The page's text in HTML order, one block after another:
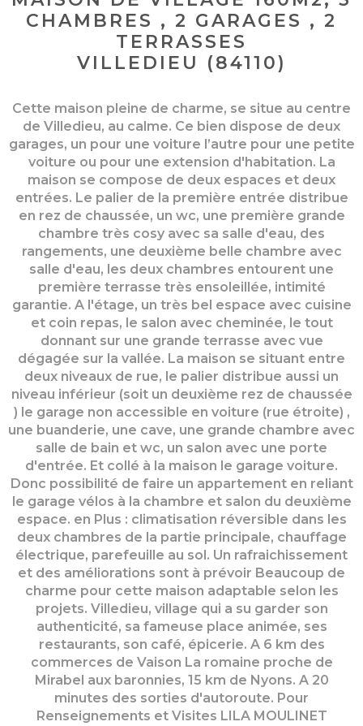
CHAMBRES , 2 GARAGES , 2
TERRASSES
VILLEDIEU (84110)
Cette maison pleine de charme, se situe au centre
de Villedieu, au calme. Ce bien dispose de deux
garages, un pour une voiture l’autre pour une petite
voiture ou pour une extension d'habitation. La
maison se compose de deux espaces et deux
entrées. Le palier de la première entrée distribue
en rez de chaussée, un wc, une première grande
chambre très cosy avec sa salle d'eau, des
rangements, une deuxième belle chambre avec
salle d'eau, les deux chambres entourent une
première terrasse très ensoleillée, intimité
garantie. A l'étage, un très bel espace avec cuisine
et coin repas, le salon avec cheminée, le tout
donnant sur une grande terrasse avec vue
dégagée sur la vallée. La maison se situant entre
deux niveaux de rue, le palier distribue aussi un
niveau inférieur (soit un deuxième rez de chaussée
) le garage non accessible en voiture (rue étroite) ,
une buanderie, une cave, une grande chambre avec
salle de bain et wc, un salon avec une porte
d'entrée. Et collé à la maison le garage voiture.
Donc possibilité de faire un appartement en reliant
le garage vélos à la chambre et salon du deuxième
espace. en Plus : climatisation réversible dans les
deux chambres de la partie principale, chauffage
électrique, parefeuille au sol. Un rafraichissement
et des améliorations sont à prévoir Beaucoup de
charme pour cette maison adaptable selon les
projets. Villedieu, village qui a su garder son
authenticité, sa fameuse place animée, ses
restaurants, son café, épicerie. A 6 km des
commerces de Vaison La romaine proche de
Mirabel aux baronnies, 15 km de Nyons. A 20
minutes des sorties d'autoroute. Pour
Renseignements et Visites LILA MOULINET